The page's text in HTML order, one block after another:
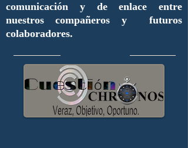
comunicación y de enlace entre
nuestros compañeros y futuros
colaboradores.